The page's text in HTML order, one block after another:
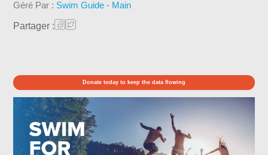
Géré Par : Swim Guide - Main
Partager :
Donate today to keep the data flowing